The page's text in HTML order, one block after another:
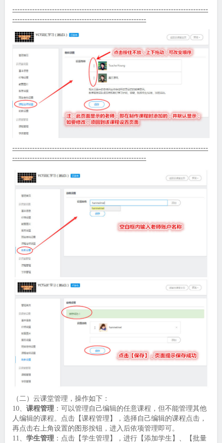
-------------------------------------------------------------------------------
------------------------------------------------------
-------------------------------------------------------------------------------
------------------------------------------------------
（二）云课堂管理，操作如下：
10、 课程管理 ：可以管理自己编辑的任意课程，但不能管理其他
人编辑的课程。点击【课程管理】，选择自己编辑的课程点击，
再点击右上角设置的图形按钮，进入后依项管理即可。
11、 学生管理 ：点击【学生管理】，进行【添加学生】、【批量